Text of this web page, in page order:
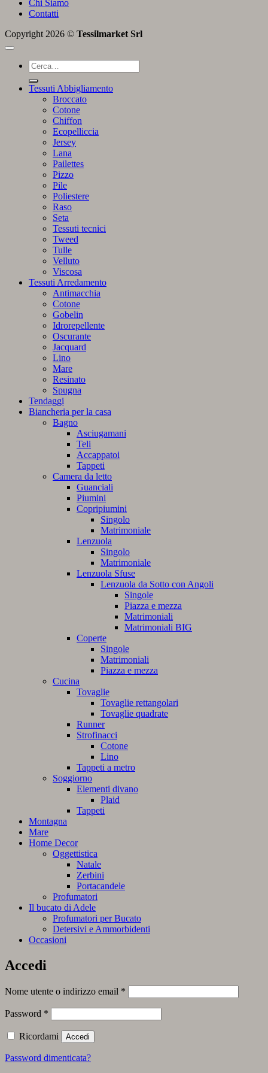
Chi Siamo
Contatti
Copyright 2026 © Tessilmarket Srl
Cerca:
Tessuti Abbigliamento
Broccato
Cotone
Chiffon
Ecopelliccia
Jersey
Lana
Pailettes
Pizzo
Pile
Poliestere
Raso
Seta
Tessuti tecnici
Tweed
Tulle
Velluto
Viscosa
Tessuti Arredamento
Antimacchia
Cotone
Gobelin
Idrorepellente
Oscurante
Jacquard
Lino
Mare
Resinato
Spugna
Tendaggi
Biancheria per la casa
Bagno
Asciugamani
Teli
Accappatoi
Tappeti
Camera da letto
Guanciali
Piumini
Copripiumini
Singolo
Matrimoniale
Lenzuola
Singolo
Matrimoniale
Lenzuola Sfuse
Lenzuola da Sotto con Angoli
Singole
Piazza e mezza
Matrimoniali
Matrimoniali BIG
Coperte
Singole
Matrimoniali
Piazza e mezza
Cucina
Tovaglie
Tovaglie rettangolari
Tovaglie quadrate
Runner
Strofinacci
Cotone
Lino
Tappeti a metro
Soggiorno
Elementi divano
Plaid
Tappeti
Montagna
Mare
Home Decor
Oggettistica
Natale
Zerbini
Portacandele
Profumatori
Il bucato di Adele
Profumatori per Bucato
Detersivi e Ammorbidenti
Occasioni
Accedi
Nome utente o indirizzo email *
Password *
Ricordami Accedi
Password dimenticata?